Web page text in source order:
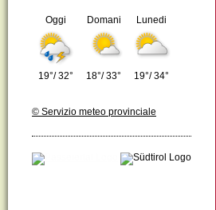
Oggi
19°/ 32°
Domani
18°/ 33°
Lunedi
19°/ 34°
© Servizio meteo provinciale